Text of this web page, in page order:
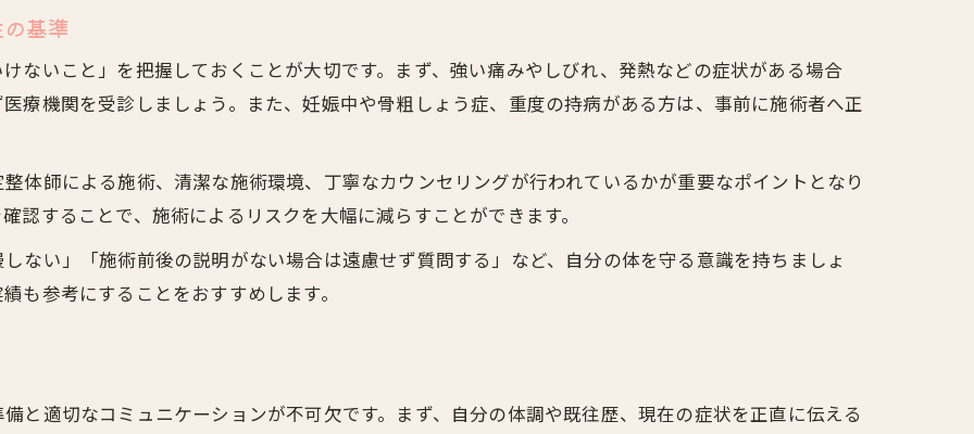
整体の進行と先導の役割を徹底解説
慢性的な不調に整体が与える効果とは
肩こりや腰痛改善に整体は有効か
整体施術で期待できる身体の変化
慢性症状と整体による根本改善の関係
整体が与える美容と姿勢へのメリット
整体費用の内訳と賢い予算設定方法
基準
ないこと」を把握しておくことが大切です。まず、強い痛みやしびれ、発熱などの症状がある場合
療機関を受診しましょう。また、妊娠中や骨粗しょう症、重度の持病がある方は、事前に施術者へ正
体師による施術、清潔な施術環境、丁寧なカウンセリングが行われているかが重要なポイントとなり
認することで、施術によるリスクを大幅に減らすことができます。
ない」「施術前後の説明がない場合は遠慮せず質問する」など、自分の体を守る意識を持ちましょ
も参考にすることをおすすめします。
と適切なコミュニケーションが不可欠です。まず、自分の体調や既往歴、現在の症状を正直に伝える